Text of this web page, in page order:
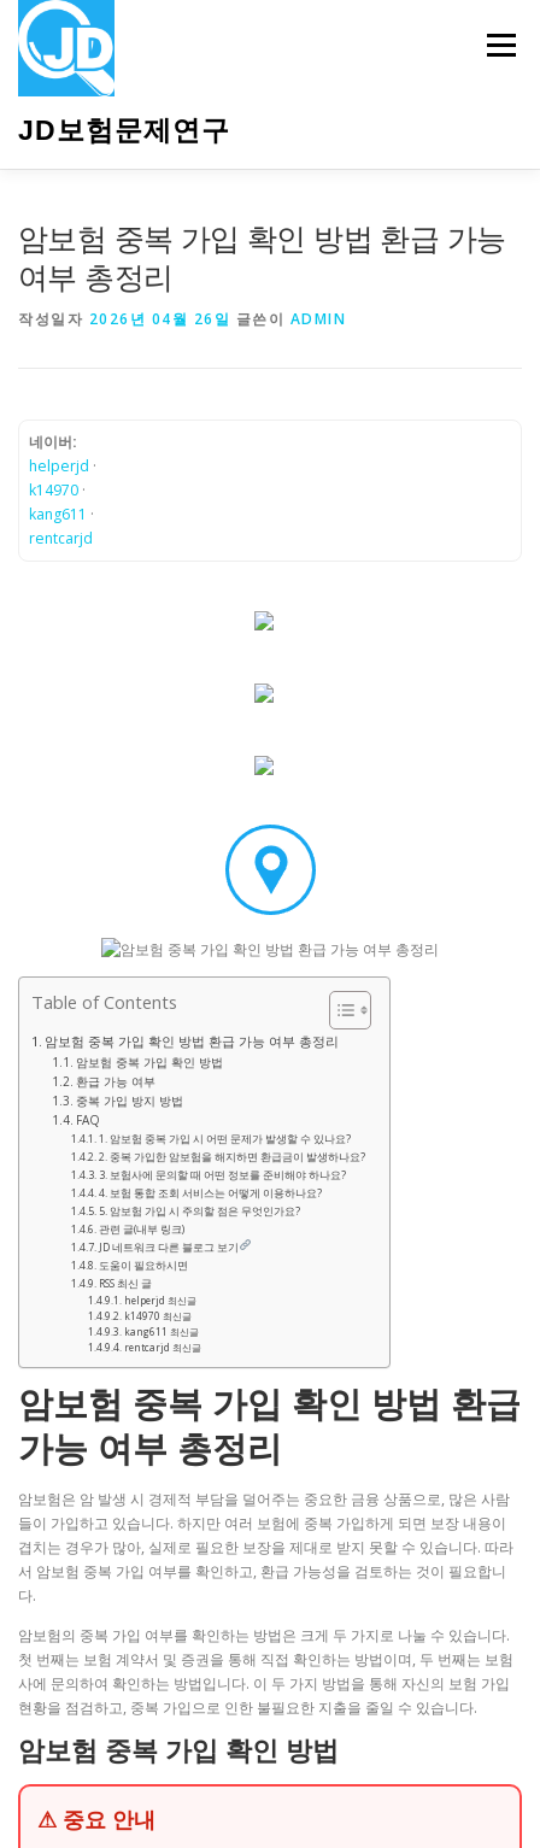
JD보험문제연구
메뉴
암보험 중복 가입 확인 방법 환급 가능
여부 총정리
작성일자 2026년 04월 26일 글쓴이 ADMIN
네이버:
helperjd ·
k14970 ·
kang611 ·
rentcarjd
Table of Contents
암보험 중복 가입 확인 방법 환급 가능 여부 총정리
암보험 중복 가입 확인 방법
환급 가능 여부
중복 가입 방지 방법
FAQ
1. 암보험 중복 가입 시 어떤 문제가 발생할 수 있나요?
2. 중복 가입한 암보험을 해지하면 환급금이 발생하나요?
3. 보험사에 문의할 때 어떤 정보를 준비해야 하나요?
4. 보험 통합 조회 서비스는 어떻게 이용하나요?
5. 암보험 가입 시 주의할 점은 무엇인가요?
관련 글(내부 링크)
JD 네트워크 다른 블로그 보기
도움이 필요하시면
RSS 최신 글
helperjd 최신글
k14970 최신글
kang611 최신글
rentcarjd 최신글
암보험 중복 가입 확인 방법 환급
가능 여부 총정리
암보험은 암 발생 시 경제적 부담을 덜어주는 중요한 금융 상품으로, 많은 사람
들이 가입하고 있습니다. 하지만 여러 보험에 중복 가입하게 되면 보장 내용이
겹치는 경우가 많아, 실제로 필요한 보장을 제대로 받지 못할 수 있습니다. 따라
서 암보험 중복 가입 여부를 확인하고, 환급 가능성을 검토하는 것이 필요합니
다.
암보험의 중복 가입 여부를 확인하는 방법은 크게 두 가지로 나눌 수 있습니다.
첫 번째는 보험 계약서 및 증권을 통해 직접 확인하는 방법이며, 두 번째는 보험
사에 문의하여 확인하는 방법입니다. 이 두 가지 방법을 통해 자신의 보험 가입
현황을 점검하고, 중복 가입으로 인한 불필요한 지출을 줄일 수 있습니다.
암보험 중복 가입 확인 방법
⚠ 중요 안내